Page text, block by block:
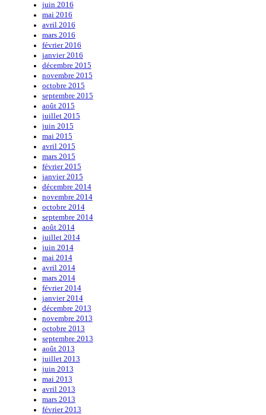
juin 2016
mai 2016
avril 2016
mars 2016
février 2016
janvier 2016
décembre 2015
novembre 2015
octobre 2015
septembre 2015
août 2015
juillet 2015
juin 2015
mai 2015
avril 2015
mars 2015
février 2015
janvier 2015
décembre 2014
novembre 2014
octobre 2014
septembre 2014
août 2014
juillet 2014
juin 2014
mai 2014
avril 2014
mars 2014
février 2014
janvier 2014
décembre 2013
novembre 2013
octobre 2013
septembre 2013
août 2013
juillet 2013
juin 2013
mai 2013
avril 2013
mars 2013
février 2013